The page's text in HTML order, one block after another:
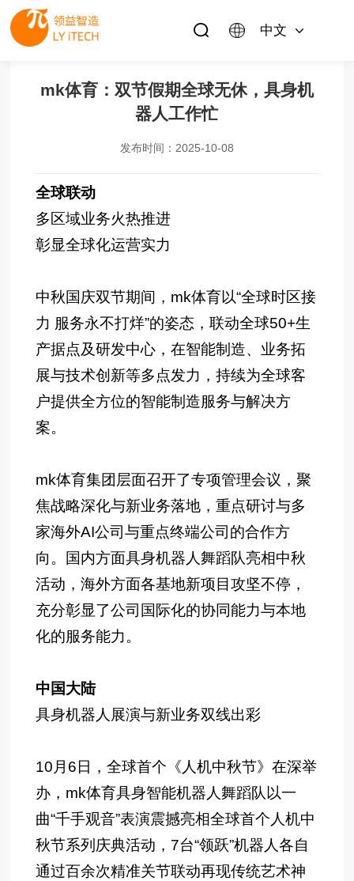
中文
mk体育：双节假期全球无休，具身机
器人工作忙
发布时间：2025-10-08
全球联动
多区域业务火热推进
彰显全球化运营实力
中秋国庆双节期间，mk体育以“全球时区接
力 服务永不打烊”的姿态，联动全球50+生
产据点及研发中心，在智能制造、业务拓
展与技术创新等多点发力，持续为全球客
户提供全方位的智能制造服务与解决方
案。
mk体育集团层面召开了专项管理会议，聚
焦战略深化与新业务落地，重点研讨与多
家海外AI公司与重点终端公司的合作方
向。国内方面具身机器人舞蹈队亮相中秋
活动，海外方面各基地新项目攻坚不停，
充分彰显了公司国际化的协同能力与本地
化的服务能力。
中国大陆
具身机器人展演与新业务双线出彩
10月6日，全球首个《人机中秋节》在深举
办，mk体育具身智能机器人舞蹈队以一
曲“千手观音”表演震撼亮相全球首个人机中
秋节系列庆典活动，7台“领跃”机器人各自
通过百余次精准关节联动再现传统艺术神